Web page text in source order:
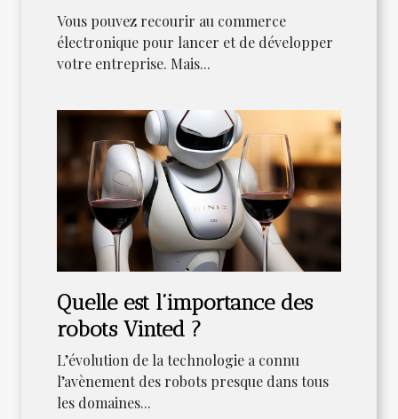
électronique
Vous pouvez recourir au commerce
électronique pour lancer et de développer
votre entreprise. Mais...
Quelle est l’importance des
robots Vinted ?
L’évolution de la technologie a connu
l’avènement des robots presque dans tous
les domaines...